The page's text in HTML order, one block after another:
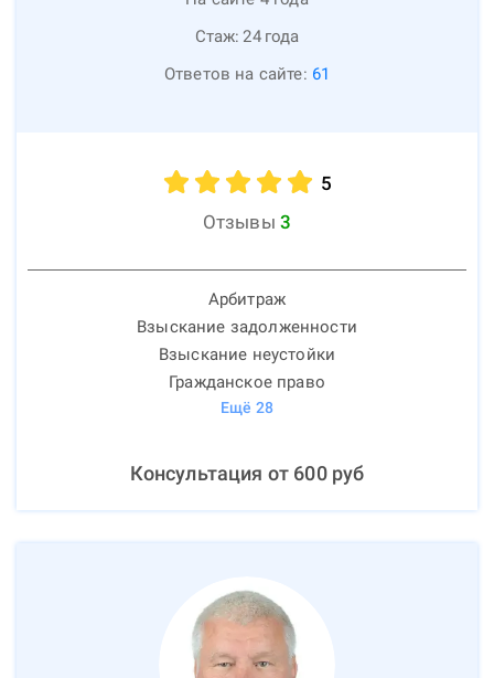
Стаж: 24 года
Ответов на сайте: 61
5
Отзывы 3
Арбитраж
Взыскание задолженности
Взыскание неустойки
Гражданское право
Ещё 28
Консультация от 600руб